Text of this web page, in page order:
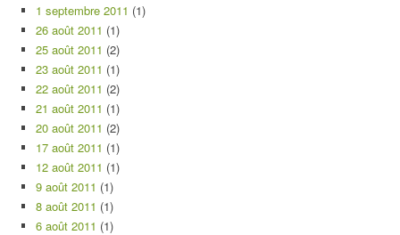
1 septembre 2011 (1)
26 août 2011 (1)
25 août 2011 (2)
23 août 2011 (1)
22 août 2011 (2)
21 août 2011 (1)
20 août 2011 (2)
17 août 2011 (1)
12 août 2011 (1)
9 août 2011 (1)
8 août 2011 (1)
6 août 2011 (1)